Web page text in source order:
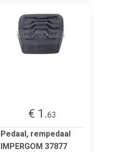
€ 1.63
Pedaal, rempedaal
IMPERGOM 37877